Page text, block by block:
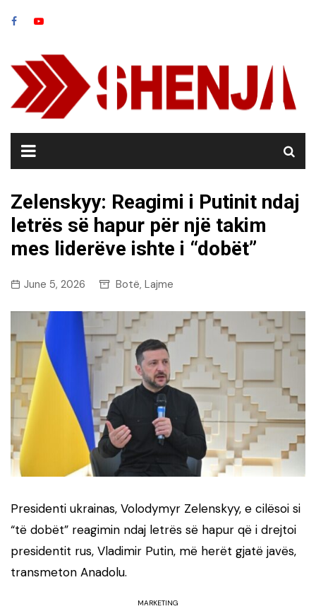
Zelenskyy: Reagimi i Putinit ndaj
letrës së hapur për një takim
mes liderëve ishte i “dobët”
June 5, 2026 Botë, Lajme
Presidenti ukrainas, Volodymyr Zelenskyy, e cilësoi si
“të dobët” reagimin ndaj letrës së hapur që i drejtoi
presidentit rus, Vladimir Putin, më herët gjatë javës,
transmeton Anadolu.
MARKETING